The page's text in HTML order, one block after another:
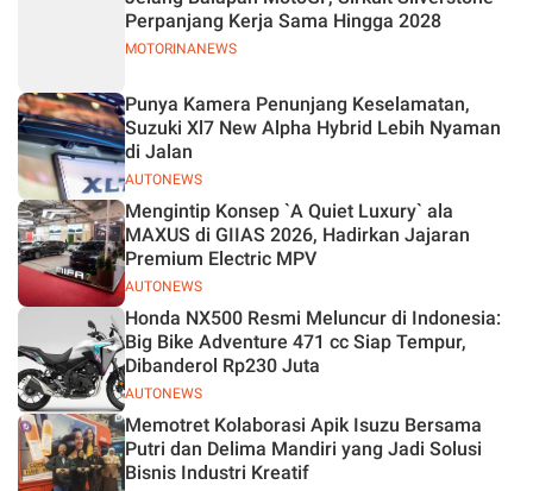
MOTORINANEWS
Perpanjang Kerja Sama Hingga 2028
AUTONEWS
Punya Kamera Penunjang Keselamatan,
Suzuki Xl7 New Alpha Hybrid Lebih Nyaman
di Jalan
AUTONEWS
Mengintip Konsep `A Quiet Luxury` ala
MAXUS di GIIAS 2026, Hadirkan Jajaran
Premium Electric MPV
AUTONEWS
Honda NX500 Resmi Meluncur di Indonesia:
Big Bike Adventure 471 cc Siap Tempur,
Dibanderol Rp230 Juta
Memotret Kolaborasi Apik Isuzu Bersama
Putri dan Delima Mandiri yang Jadi Solusi
Bisnis Industri Kreatif